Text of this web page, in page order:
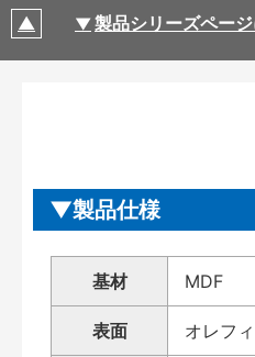
製品シリーズペー
製品仕様
基材 MDF
表面 オレフ